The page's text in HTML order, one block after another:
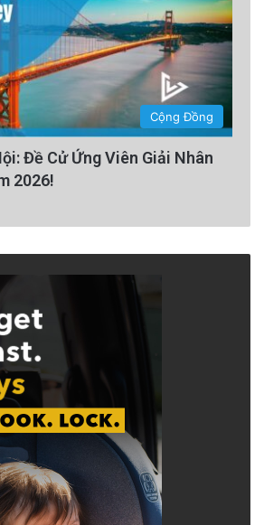
Cộng Đồng
Đề Cử Ứng Viên Giải Nhân
2026!